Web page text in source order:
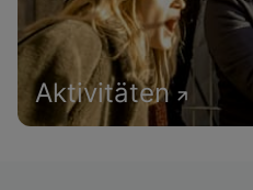
Aktivitäten